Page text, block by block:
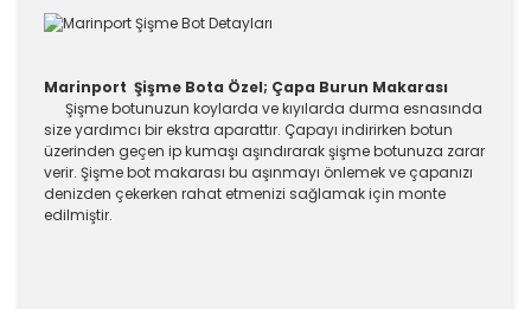
Marinport Şişme Bota Özel; Çapa Burun Makarası
Şişme botunuzun koylarda ve kıyılarda durma esnasında
size yardımcı bir ekstra aparattır. Çapayı indirirken botun
üzerinden geçen ip kumaşı aşındırarak şişme botunuza zarar
verir. Şişme bot makarası bu aşınmayı önlemek ve çapanızı
denizden çekerken rahat etmenizi sağlamak için monte
edilmiştir.